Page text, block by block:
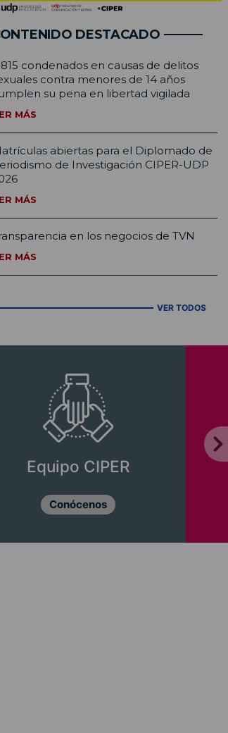
DESTACADO
condenados en causas de delitos
contra menores de 14 años
su pena en libertad vigilada
MÁS
abiertas para el Diplomado de
de Investigación CIPER-UDP
MÁS
en los negocios de TVN
MÁS
VER TODOS
Equipo CIPER
Conócenos